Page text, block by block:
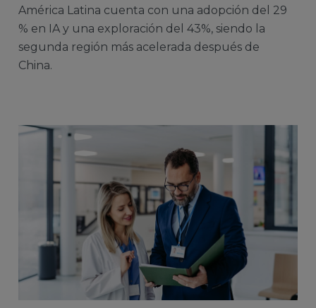
América Latina cuenta con una adopción del 29
% en IA y una exploración del 43%, siendo la
segunda región más acelerada después de
China.